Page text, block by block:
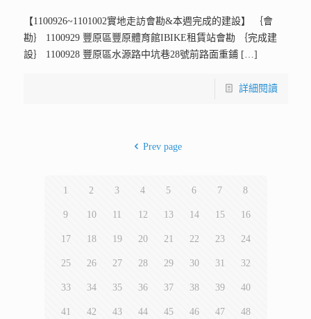
【1100926~1101002實地走訪會勘&本週完成的建設】 ｛會
勘｝ 1100929 豐原區豐原體育館IBIKE租賃站會勘 ｛完成建
設｝ 1100928 豐原區水源路中坑巷28號前路面重鋪[…]
詳細閱讀
Prev page
1 2 3 4 5 6 7 8
9 10 11 12 13 14 15 16
17 18 19 20 21 22 23 24
25 26 27 28 29 30 31 32
33 34 35 36 37 38 39 40
41 42 43 44 45 46 47 48